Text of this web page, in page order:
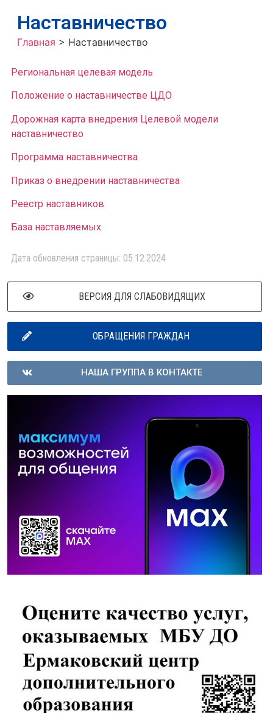
Наставничество
Главная > Наставничество
Региональная целевая модель
Положение о наставничестве ЦДО
Дорожная карта внедрения Целевой модели
наставничество
Программа наставничества
Приказ о внедрении наставничества
Реестр наставников
База наставляемых
Дата обновления страницы: 05.12.2024
ВЕРСИЯ ДЛЯ СЛАБОВИДЯЩИХ
ОБРАЩЕНИЯ ГРАЖДАН
НАША ГРУППА В КОНТАКТЕ